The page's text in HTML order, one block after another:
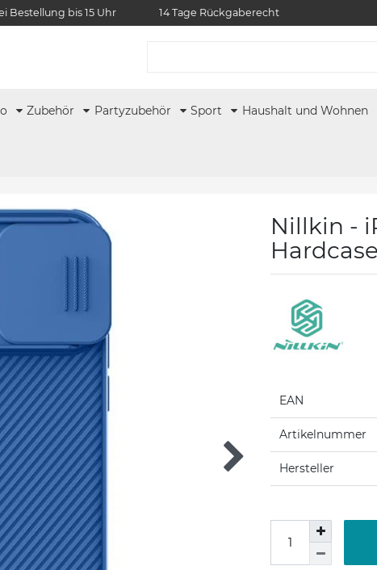
Bestellung bis 15 Uhr 14 Tage Rückgaberecht
Zubehör Partyzubehör Sport Haushalt und Wohnen
Nillkin -
EAN
Artikelnummer
Hersteller